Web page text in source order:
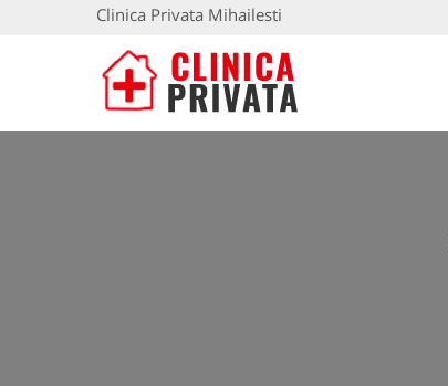
Clinica Privata Mihailesti